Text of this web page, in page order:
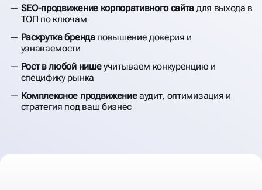
SEO-продвижение корпоративного сайта для выхода в
ТОП по ключам
Раскрутка брендаповышение доверия и
узнаваемости
Рост в любой нишеучитываем конкуренцию и
специфику рынка
Комплексное продвижениеаудит, оптимизация и
стратегия под ваш бизнес